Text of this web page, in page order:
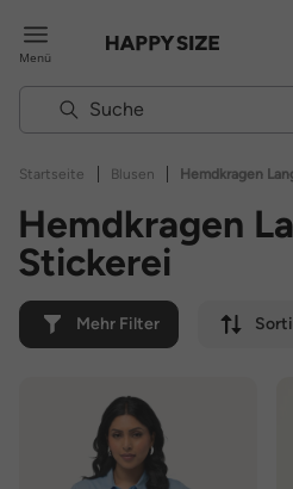
Menü
Startseite | Blusen | Hemdkragen
Hemdkragen
Stickerei
Mehr Filter